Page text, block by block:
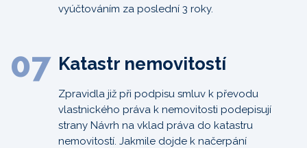
vyúčtováním za poslední 3 roky.
07 Katastr nemovitostí
Zpravidla již při podpisu smluv k převodu
vlastnického práva k nemovitosti podepisují
strany Návrh na vklad práva do katastru
nemovitostí. Jakmile dojde k načerpání